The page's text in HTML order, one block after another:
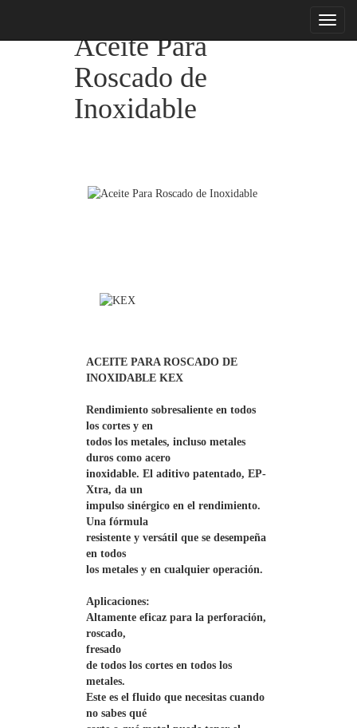
menu
Aceite Para
Roscado de
Inoxidable
ACEITE PARA ROSCADO DE
INOXIDABLE KEX
Rendimiento sobresaliente en todos
los cortes y en
todos los metales, incluso metales
duros como acero
inoxidable. El aditivo patentado, EP-
Xtra, da un
impulso sinérgico en el rendimiento.
Una fórmula
resistente y versátil que se desempeña
en todos
los metales y en cualquier operación.
Aplicaciones:
Altamente eficaz para la perforación,
roscado,
fresado
de todos los cortes en todos los
metales.
Este es el fluido que necesitas cuando
no sabes qué